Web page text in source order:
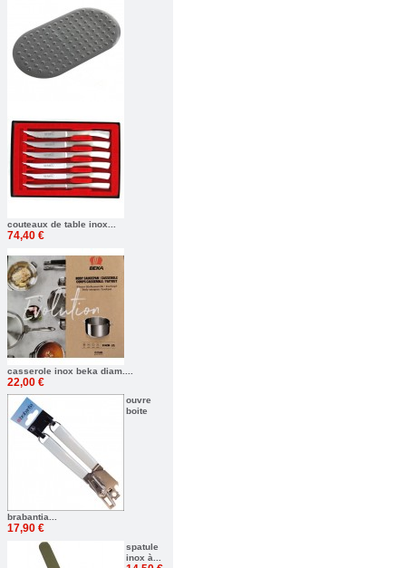
couteaux de table inox...
74,40 €
casserole inox beka diam....
22,00 €
ouvre
boite
brabantia...
17,90 €
spatule
inox à...